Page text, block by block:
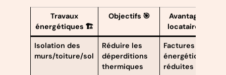
Travaux
énergétiques 🏗️
Objectifs 🎯
Avantages
locataire 🌱
Isolation des
murs/toiture/sol
Réduire les
déperditions
thermiques
Factures
énergétiques
réduites